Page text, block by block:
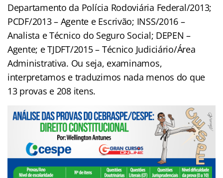
Departamento da Polícia Rodoviária Federal/2013;
PCDF/2013 – Agente e Escrivão; INSS/2016 –
Analista e Técnico do Seguro Social; DEPEN –
Agente; e TJDFT/2015 – Técnico Judiciário/Área
Administrativa. Ou seja, examinamos,
interpretamos e traduzimos nada menos do que
13 provas e 208 itens.